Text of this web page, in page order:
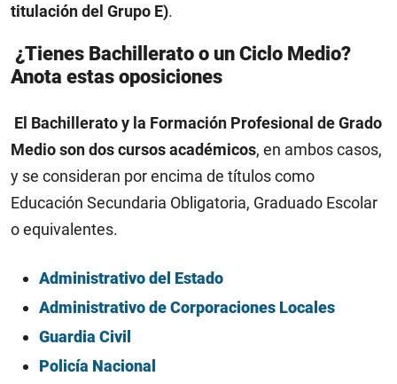
titulación del Grupo E).
¿Tienes Bachillerato o un Ciclo Medio?
Anota estas oposiciones
El Bachillerato y la Formación Profesional de Grado
Medio son dos cursos académicos, en ambos casos,
y se consideran por encima de títulos como
Educación Secundaria Obligatoria, Graduado Escolar
o equivalentes.
Administrativo del Estado
Administrativo de Corporaciones Locales
Guardia Civil
Policía Nacional